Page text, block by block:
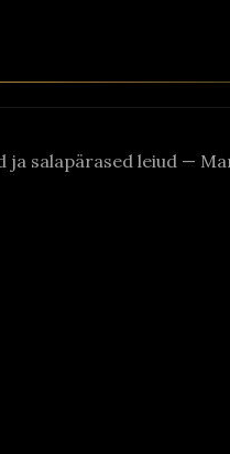
salapärased leiud —